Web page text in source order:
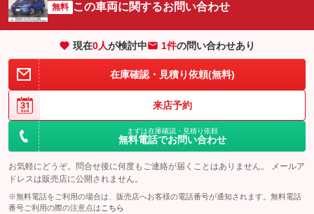
無料 この車両に関するお問い合わせ
現在0人が検討中 1件の問い合わせあり
在庫確認・見積り依頼(無料)
来店予約
まずは在庫確認・見積り依頼
無料電話でお問い合わせ
お気軽にどうぞ。問合せ後に何度もご連絡が届くことはありません。 メールア
ドレスは販売店に公開されません。
※無料電話をご利用の場合は、販売店へお客様の電話番号が通知されます。無料電話
番号ご利用の際の注意点は こちら